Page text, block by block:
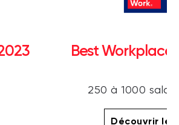
Best
250 à 1000
Découvrir